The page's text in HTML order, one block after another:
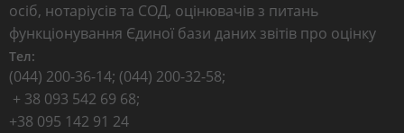
осіб, нотаріусів та СОД, оцінювачів з питань
функціонування Єдиної бази даних звітів про оцінку
Тел:
(044) 200-36-14; (044) 200-32-58;
+ 38 093 542 69 68;
+38 095 142 91 24